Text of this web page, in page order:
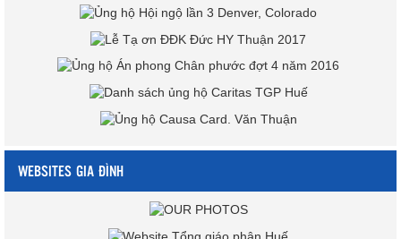
WEBSITES GIA ĐÌNH